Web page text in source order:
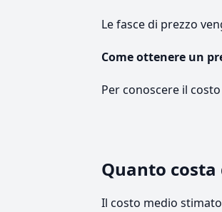
Le fasce di prezzo
Come ottenere un
Per conoscere il
Quanto costa
Il costo medio